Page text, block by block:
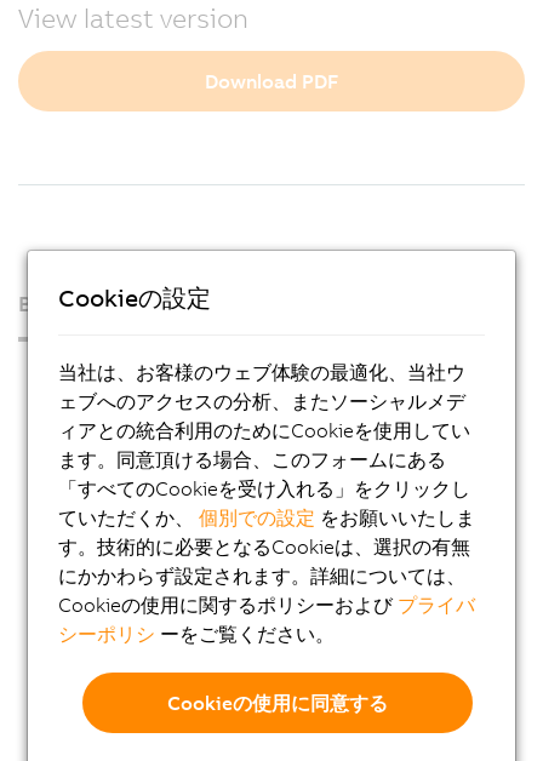
View latest version
Download PDF
B&Rについて
プレス・ルーム
Blog
AutoMates
Eメール デジタルサービス
キャリア
各国の拠点
製品お問い合わせ・お見積り依頼 (メールで受け付け
ております)
Imprint
Cookieの設定
当社は、お客様のウェブ体験の最適化、当社ウ
ェブへのアクセスの分析、またソーシャルメデ
ィアとの統合利用のためにCookieを使用してい
ます。同意頂ける場合、このフォームにある
「すべてのCookieを受け入れる」をクリックし
ていただくか、個別での設定 をお願いいたしま
す。技術的に必要となるCookieは、選択の有無
にかかわらず設定されます。詳細については、
Cookieの使用に関するポリシーおよび プライバ
シーポリシ ーをご覧ください。
Cookieの使用に同意する